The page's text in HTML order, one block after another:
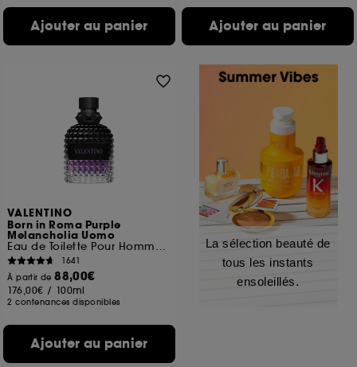
Ajouter au panier Ajouter au panier
VALENTINO
Born in Roma Purple
Melancholia Uomo
Eau de Toilette Pour Homme Ambrée Boisée
1641
À partir de88,00€
176,00€ / 100ml
2 contenances disponibles
Ajouter au panier
La sélection beauté de
tous les instants
ensoleillés.